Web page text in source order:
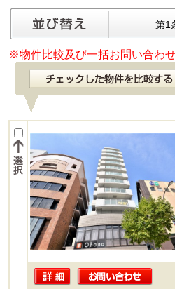
第1
※物件比較及び一括お問い合わ